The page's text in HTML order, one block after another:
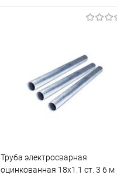
Купить в 1 клик Сравнение
В избранное Под заказ
Труба электросварная
оцинкованная 18х1.1 ст. 3 6 м